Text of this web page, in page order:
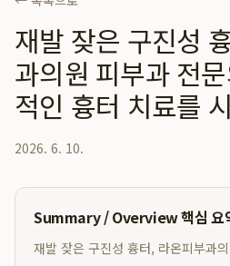
재발 잦은 구진성
과의원 피부과 전
적인 흉터 치료를
2026. 6. 10.
Summary / Overview 핵심 요
재발 잦은 구진성 흉터, 라온피부과